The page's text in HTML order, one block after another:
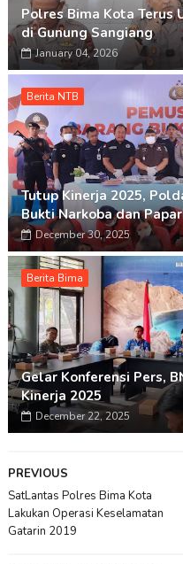
Polres Bima Kota Terus
di Gunung Sangiang
January 04, 2026
Berita NTB
Tutup Kinerja 2025,
Bukti Narkoba dan
December 30, 2025
Berita Bima
Gelar Konferensi Pers,
Kinerja 2025
December 22, 2025
PREVIOUS
SatLantas Polres Bima Kota
Lakukan Operasi Keselamatan
Gatarin 2019